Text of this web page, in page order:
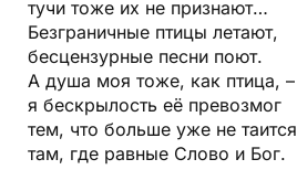
тучи тоже их не признают…
Безграничные птицы летают,
бесцензурные песни поют.
А душа моя тоже, как птица, –
я бескрылость её превозмог
тем, что больше уже не таится
там, где равные Слово и Бог.